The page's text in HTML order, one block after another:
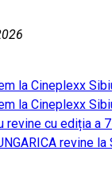
la Cineplexx
la Cineplexx
revine cu ediția a
revine